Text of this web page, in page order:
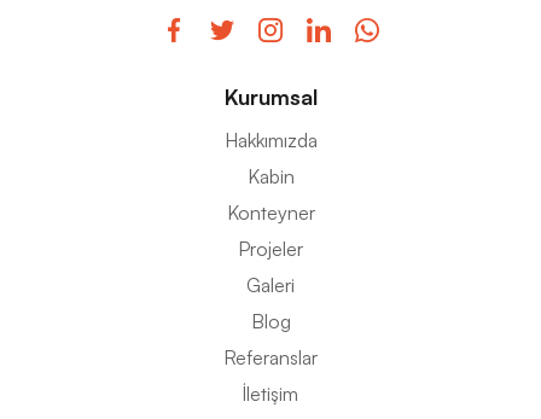
Kurumsal
Hakkımızda
Kabin
Konteyner
Projeler
Galeri
Blog
Referanslar
İletişim